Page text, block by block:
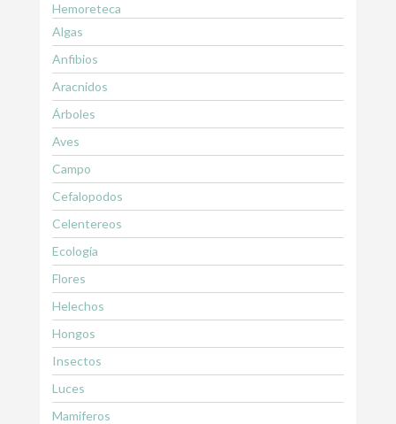
Hemoreteca
Algas
Anfibios
Aracnidos
Árboles
Aves
Campo
Cefalopodos
Celentereos
Ecología
Flores
Helechos
Hongos
Insectos
Luces
Mamiferos